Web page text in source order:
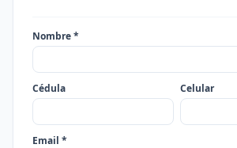
Nombre *
Cédula Celular
Email *